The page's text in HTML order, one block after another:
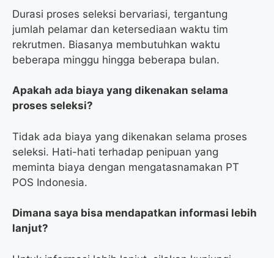
Durasi proses seleksi bervariasi, tergantung
jumlah pelamar dan ketersediaan waktu tim
rekrutmen. Biasanya membutuhkan waktu
beberapa minggu hingga beberapa bulan.
Apakah ada biaya yang dikenakan selama
proses seleksi?
Tidak ada biaya yang dikenakan selama proses
seleksi. Hati-hati terhadap penipuan yang
meminta biaya dengan mengatasnamakan PT
POS Indonesia.
Dimana saya bisa mendapatkan informasi lebih
lanjut?